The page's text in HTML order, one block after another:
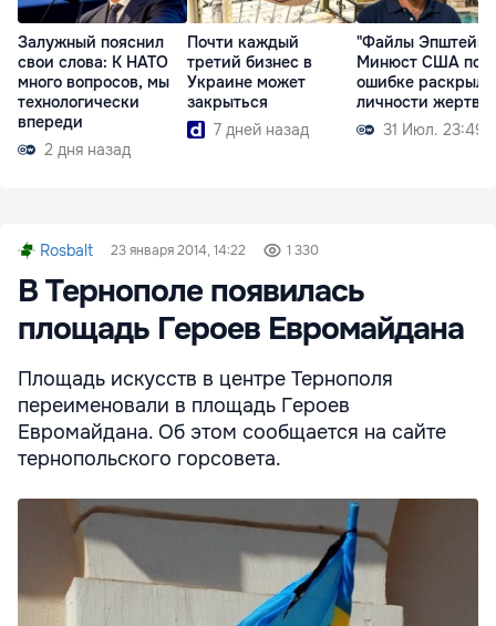
Залужный пояснил
свои слова: К НАТО
много вопросов, мы
технологически
впереди
2 дня назад
Почти каждый
третий бизнес в
Украине может
закрыться
7 дней назад
"Файлы
Минюст США по
ошибке раскрыл
личности жертв
31 Июл. 23:49
Rosbalt 23 января 2014, 14:22 1 330
В Тернополе появилась
площадь Героев Евромайдана
Площадь искусств в центре Тернополя
переименовали в площадь Героев
Евромайдана. Об этом сообщается на сайте
тернопольского горсовета.